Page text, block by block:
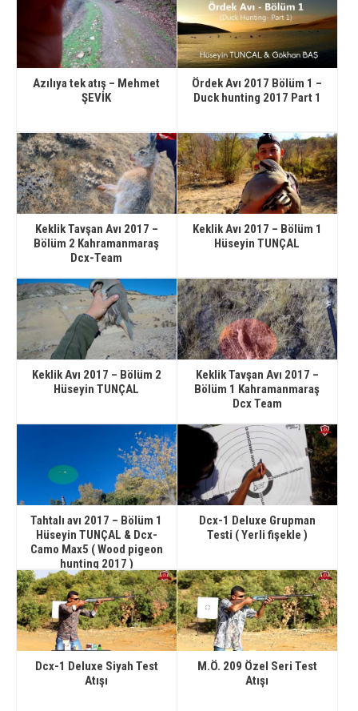
Azılıya tek atış – Mehmet
ŞEVİK
Ördek Avı 2017 Bölüm 1 –
Duck hunting 2017 Part 1
Keklik Tavşan Avı 2017 –
Bölüm 2 Kahramanmaraş
Dcx-Team
Keklik Avı 2017 – Bölüm 1
Hüseyin TUNÇAL
Keklik Avı 2017 – Bölüm 2
Hüseyin TUNÇAL
Keklik Tavşan Avı 2017 –
Bölüm 1 Kahramanmaraş
Dcx Team
Tahtalı avı 2017 – Bölüm 1
Hüseyin TUNÇAL & Dcx-
Camo Max5 ( Wood pigeon
hunting 2017 )
Dcx-1 Deluxe Grupman
Testi ( Yerli fişekle )
Dcx-1 Deluxe Siyah Test
Atışı
M.Ö. 209 Özel Seri Test
Atışı